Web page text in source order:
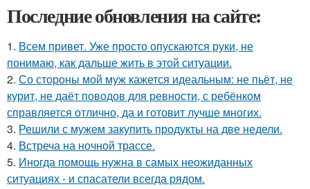
Последние обновления на сайте:
1. Всем привет. Уже просто опускаются руки, не
понимаю, как дальше жить в этой ситуации.
2. Со стороны мой муж кажется идеальным: не пьёт, не
курит, не даёт поводов для ревности, с ребёнком
справляется отлично, да и готовит лучше многих.
3. Решили с мужем закупить продукты на две недели.
4. Встреча на ночной трассе.
5. Иногда помощь нужна в самых неожиданных
ситуациях - и спасатели всегда рядом.